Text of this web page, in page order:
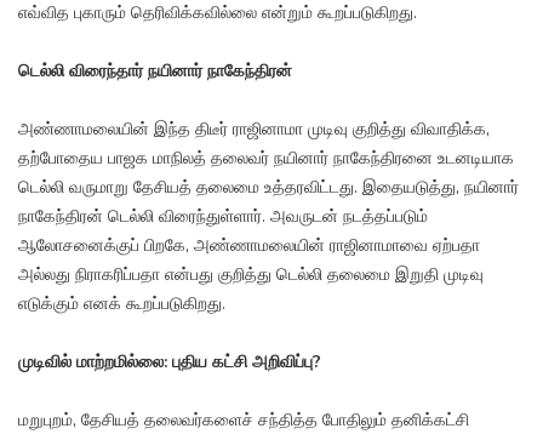
எவ்வித புகாரும் தெரிவிக்கவில்லை என்றும் கூறப்படுகிறது.
டெல்லி விரைந்தார் நயினார் நாகேந்திரன்
அண்ணாமலையின் இந்த திடீர் ராஜினாமா முடிவு குறித்து விவாதிக்க,
தற்போதைய பாஜக மாநிலத் தலைவர் நயினார் நாகேந்திரனை உடனடியாக
டெல்லி வருமாறு தேசியத் தலைமை உத்தரவிட்டது. இதையடுத்து, நயினார்
நாகேந்திரன் டெல்லி விரைந்துள்ளார். அவருடன் நடத்தப்படும்
ஆலோசனைக்குப் பிறகே, அண்ணாமலையின் ராஜினாமாவை ஏற்பதா
அல்லது நிராகரிப்பதா என்பது குறித்து டெல்லி தலைமை இறுதி முடிவு
எடுக்கும் எனக் கூறப்படுகிறது.
முடிவில் மாற்றமில்லை: புதிய கட்சி அறிவிப்பு?
மறுபுறம், தேசியத் தலைவர்களைச் சந்தித்த போதிலும் தனிக்கட்சி